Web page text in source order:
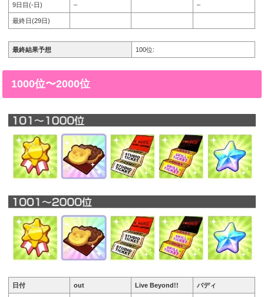
9日目(-日) – –
最終日(29日)
最終結果予想 100位:
1000位〜2000位
日付 out Live Beyond!! バディ